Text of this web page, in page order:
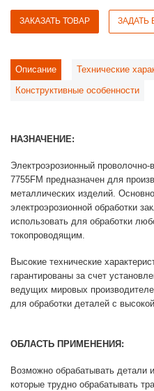
ЗАКАЗАТЬ ТОВАР ЗАДАТЬ
Описание
Технические
Конструктивные особенности
НАЗНАЧЕНИЕ:
Электроэрозионный
7755FМ предназначен для
металлических изделий.
электроэрозионной обработки
использовать для обработки
токопроводящим.
Высокие технические
гарантированы за счет
ведущих мировых
для обработки деталей с
ОБЛАСТЬ ПРИМЕНЕНИЯ:
Возможно обрабатывать детали
которые трудно обрабатывать